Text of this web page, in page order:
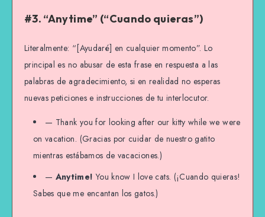
#3. “Anytime” (“Cuando quieras”)
Literalmente: “[Ayudaré] en cualquier momento”. Lo
principal es no abusar de esta frase en respuesta a las
palabras de agradecimiento, si en realidad no esperas
nuevas peticiones e instrucciones de tu interlocutor.
— Thank you for looking after our kitty while we were
on vacation. (Gracias por cuidar de nuestro gatito
mientras estábamos de vacaciones.)
— Anytime! You know I love cats. (¡Cuando quieras!
Sabes que me encantan los gatos.)